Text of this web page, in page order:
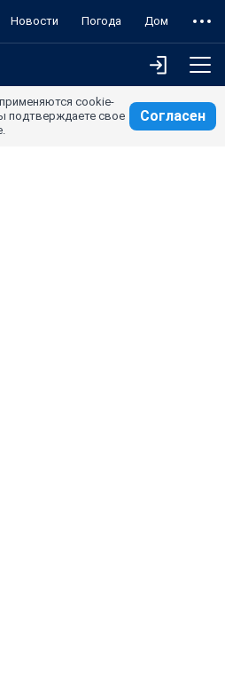
Новости Погода Дом
cookie-
подтверждаете свое
Согласен